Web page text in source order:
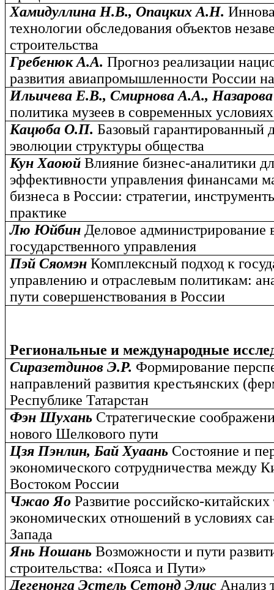
Хамидуллина Н.В., Опацких А.Н.
технологии обследования объектов
строительства
Гребенюк А.А.Прогноз реализации
развития авиапромышленности России
Ильичева Е.В., Смирнова А.А.,
политика музеев в современных условиях
Кацюба О.П.Базовый гарантированный
эволюции структуры общества
Кун ХаоюйВлияние бизнес-аналитики
эффективности управления финансами
бизнеса в России: стратегии,
практике
Лю ЮйбинДеловое администрирование
государственного управления
Пэй СяомэнКомплексный подход к
управлению и отраслевым политикам:
пути совершенствования в России
Региональные и международные
Сиразетдинов Э.Р. Формирование
направлений развития крестьянских
Республике Татарстан
Фэн Шухань Стратегические
нового Шелкового пути
Цзя Пэнлин, Бай Хуаань Состояние и
экономического сотрудничества между
Востоком России
Чжао ЯоРазвитие российско-китайских
экономических отношений в условиях
Запада
Янь НошаньВозможности и пути
строительства: «Пояса и Пути»
Дегенонга Эстель Сетонд ЭлисАнализ